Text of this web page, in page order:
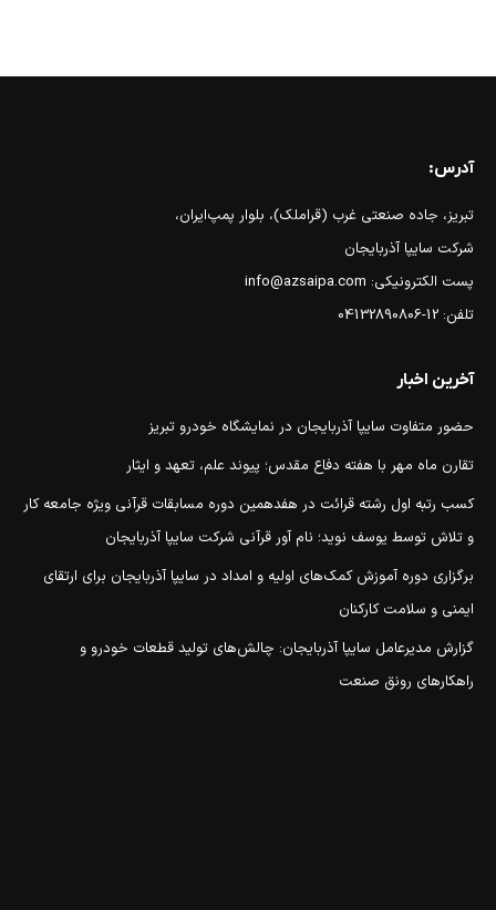
آدرس:
تبریز، جاده صنعتی غرب (قراملک)، بلوار پمپ‌ایران،
شرکت سایپا آذربایجان
پست الکترونیکی: info@azsaipa.com
تلفن: 12-04132890806
آخرین اخبار
حضور متفاوت سایپا آذربایجان در نمایشگاه خودرو تبریز
تقارن ماه مهر با هفته دفاع مقدس؛ پیوند علم، تعهد و ایثار
کسب رتبه اول رشته قرائت در هفدهمین دوره مسابقات قرآنی ویژه جامعه کار
و تلاش توسط یوسف نوید؛ نام آور قرآنی شرکت سایپا آذربایجان
برگزاری دوره آموزش کمک‌های اولیه و امداد در سایپا آذربایجان برای ارتقای
ایمنی و سلامت کارکنان
گزارش مدیرعامل سایپا آذربایجان: چالش‌های تولید قطعات خودرو و
راهکارهای رونق صنعت